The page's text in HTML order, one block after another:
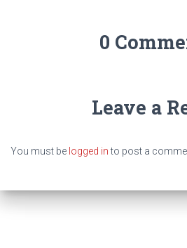
0
Leave a
You must be logged into post a